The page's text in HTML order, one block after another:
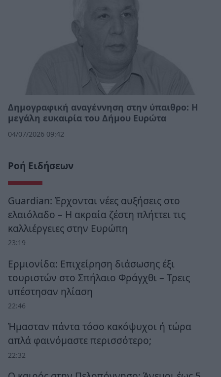
Δημογραφική αναγέννηση στην ύπαιθρο: Η
μεγάλη ευκαιρία του Δήμου Ευρώτα
04/07/2026 09:42
Ροή Ειδήσεων
Guardian: Έρχονται νέες αυξήσεις στο
ελαιόλαδο – Η ακραία ζέστη πλήττει τις
καλλιέργειες στην Ευρώπη
23:19
Ερμιονίδα: Επιχείρηση διάσωσης έξι
τουριστών στο Σπήλαιο Φράγχθι – Τρεις
υπέστησαν ηλίαση
22:46
Ήμασταν πάντα τόσο κακόψυχοι ή τώρα
απλά φαινόμαστε περισσότερο;
22:32